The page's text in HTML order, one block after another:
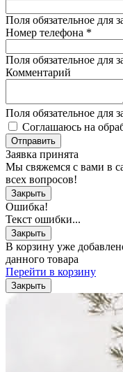
Поля обязательное для
Номер телефона *
Поля обязательное для
Комментарий
Поля обязательное для
Соглашаюсь на
Отправить
Заявка принята
Мы свяжемся с вами в
всех вопросов!
Закрыть
Ошибка!
Текст ошибки...
Закрыть
В корзину уже
данного товара
Перейти в корзину
Закрыть